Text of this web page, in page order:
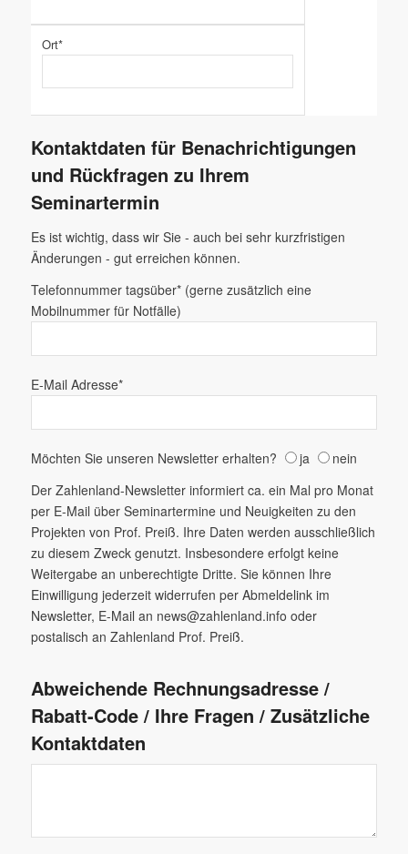
Ort*
Kontaktdaten für Benachrichtigungen
und Rückfragen zu Ihrem
Seminartermin
Es ist wichtig, dass wir Sie - auch bei sehr kurzfristigen
Änderungen - gut erreichen können.
Telefonnummer tagsüber* (gerne zusätzlich eine
Mobilnummer für Notfälle)
E-Mail Adresse*
Möchten Sie unseren Newsletter erhalten? ja
nein
Der Zahlenland-Newsletter informiert ca. ein Mal pro Monat
per E-Mail über Seminartermine und Neuigkeiten zu den
Projekten von Prof. Preiß. Ihre Daten werden ausschließlich
zu diesem Zweck genutzt. Insbesondere erfolgt keine
Weitergabe an unberechtigte Dritte. Sie können Ihre
Einwilligung jederzeit widerrufen per Abmeldelink im
Newsletter, E-Mail an news@zahlenland.info oder
postalisch an Zahlenland Prof. Preiß.
Abweichende Rechnungsadresse /
Rabatt-Code / Ihre Fragen / Zusätzliche
Kontaktdaten